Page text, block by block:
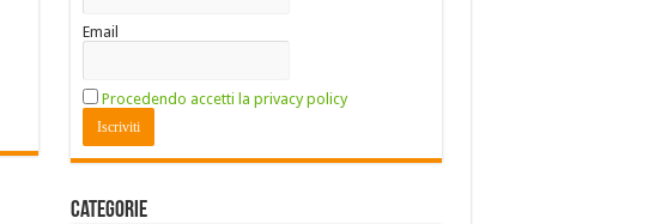
Email
Procedendo accetti la privacy policy
Categorie